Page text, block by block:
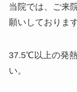
当院では、ご来
願いしております
37.5℃以上の発
い。